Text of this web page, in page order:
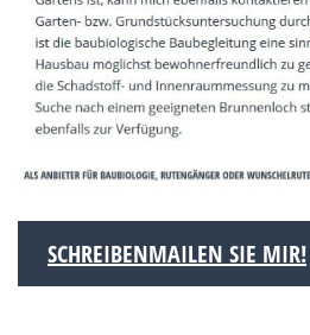
SCHREIBENMAILEN SIE MIR!